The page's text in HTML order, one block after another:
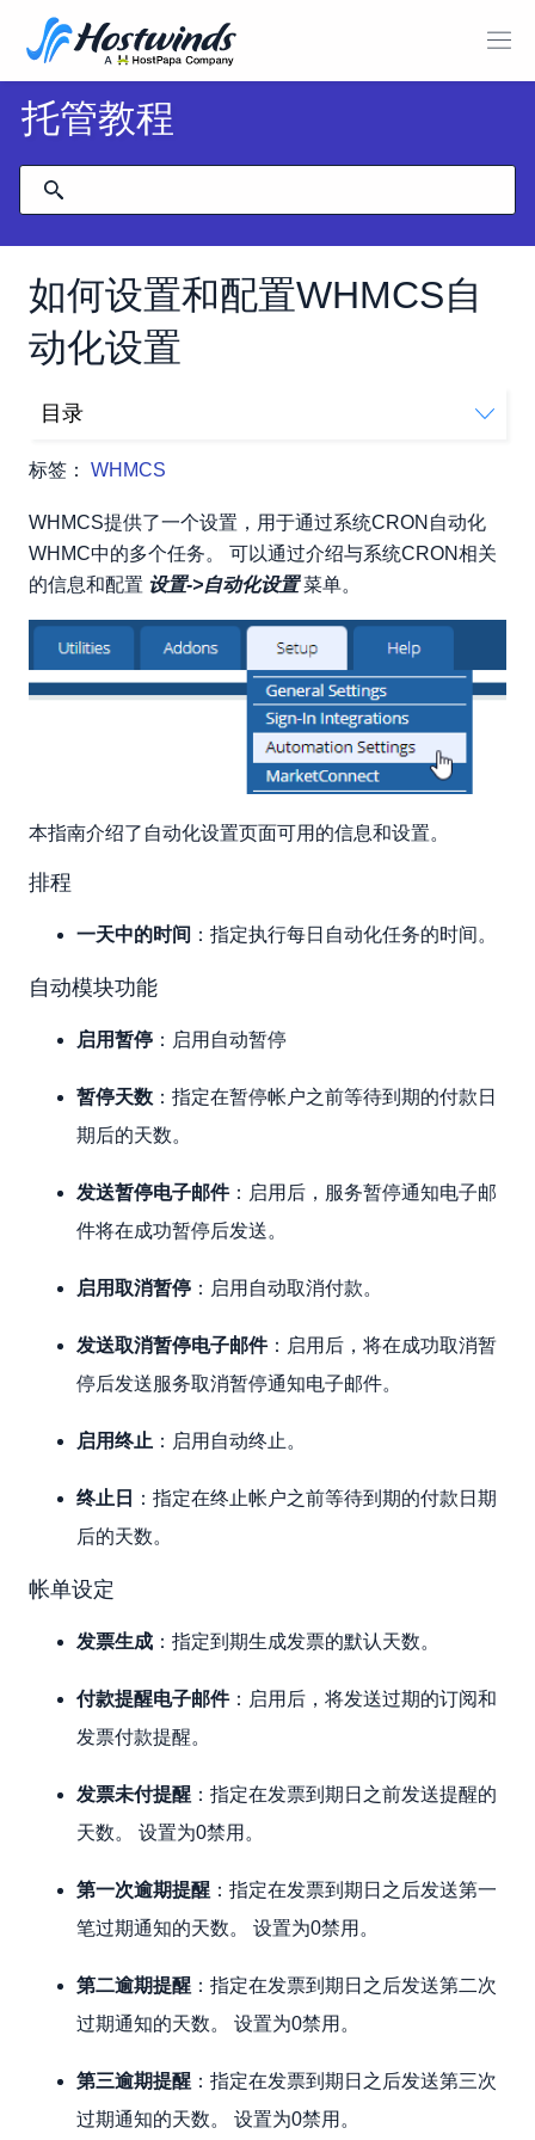
托管教程
如何设置和配置WHMCS自
动化设置
标签： WHMCS
目录
自动模块功能
帐单设定
信用卡收费设定
货币自动更新设置
域提醒设置
支持票证设置
杂
WHMCS提供了一个设置，用于通过系统CRON自动化
WHMC中的多个任务。 可以通过介绍与系统CRON相关
的信息和配置 设置->自动化设置菜单。
本指南介绍了自动化设置页面可用的信息和设置。
排程
一天中的时间 ：指定执行每日自动化任务的时间。
自动模块功能
启用暂停 ：启用自动暂停
暂停天数 ：指定在暂停帐户之前等待到期的付款日
期后的天数。
发送暂停电子邮件：启用后，服务暂停通知电子邮
件将在成功暂停后发送。
启用取消暂停 ：启用自动取消付款。
发送取消暂停电子邮件：启用后，将在成功取消暂
停后发送服务取消暂停通知电子邮件。
启用终止 ：启用自动终止。
终止日
：指定在终止帐户之前等待到期的付款日期
后的天数。
帐单设定
发票生成 ：指定到期生成发票的默认天数。
付款提醒电子邮件：启用后，将发送过期的订阅和
发票付款提醒。
发票未付提醒 ：指定在发票到期日之前发送提醒的
天数。 设置为0禁用。
第一次逾期提醒 ：指定在发票到期日之后发送第一
笔过期通知的天数。 设置为0禁用。
第二逾期提醒 ：指定在发票到期日之后发送第二次
过期通知的天数。 设置为0禁用。
第三逾期提醒 ：指定在发票到期日之后发送第三次
过期通知的天数。 设置为0禁用。